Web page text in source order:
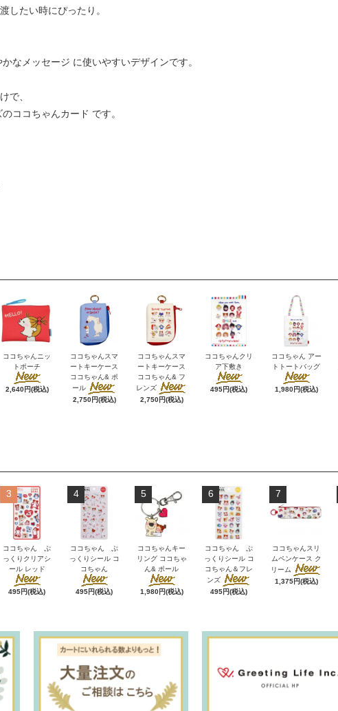
したい時にぴったり。
なメッセージ に使いやすいデザインです。
で、
ココちゃんカード です。
ココちゃんニッ
トポーチ
2,640円(税込)
ココちゃんスマ
ートキーケース
ココちゃん& ポ
ール
2,750円(税込)
ココちゃんスマ
ートキーケース
ココちゃん& フ
レンズ
2,750円(税込)
ココちゃんクリ
ア下敷き
495円(税込)
ココちゃん アー
トトートバッグ
1,980円(税込)
3
ココちゃん ぷ
っくりクリアシ
ール レッド
495円(税込)
4
ココちゃん ぷ
っくりシール コ
コちゃん
495円(税込)
5
ココちゃんキー
リング ココちゃ
ん& ポール
1,980円(税込)
6
ココちゃん ぷ
っくりシール コ
コちゃん＆フレ
ンズ
495円(税込)
7
ココちゃんスリ
ムペンケース ク
リーム
1,375円(税込)